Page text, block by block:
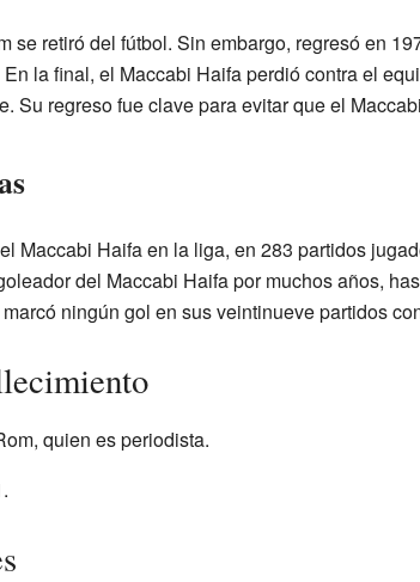
se retiró del fútbol. Sin embargo, regresó en
la final, el Maccabi Haifa perdió contra el
Su regreso fue clave para evitar que el
Maccabi Haifa en la liga, en 283 partidos
del Maccabi Haifa por muchos años,
ningún gol en sus veintinueve partidos
quien es periodista.